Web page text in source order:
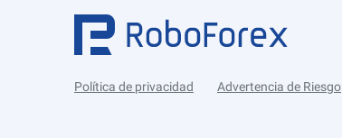
Política de privacidad Advertencia de Riesgo